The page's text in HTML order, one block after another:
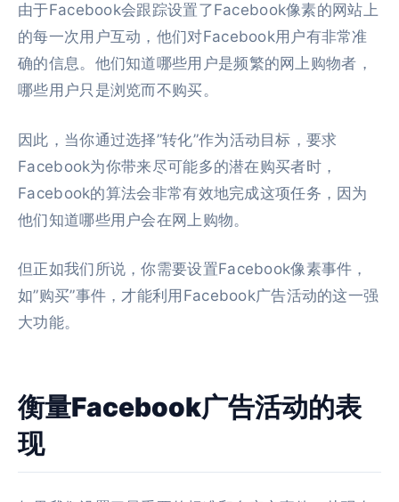
由于Facebook会跟踪设置了Facebook像素的网站上
的每一次用户互动，他们对Facebook用户有非常准
确的信息。他们知道哪些用户是频繁的网上购物者，
哪些用户只是浏览而不购买。
因此，当你通过选择”转化”作为活动目标，要求
Facebook为你带来尽可能多的潜在购买者时，
Facebook的算法会非常有效地完成这项任务，因为
他们知道哪些用户会在网上购物。
但正如我们所说，你需要设置Facebook像素事件，
如”购买”事件，才能利用Facebook广告活动的这一强
大功能。
衡量Facebook广告活动的表
现